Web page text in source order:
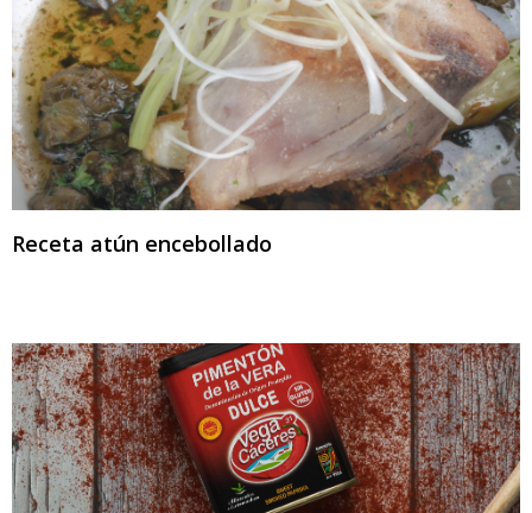
Receta atún encebollado